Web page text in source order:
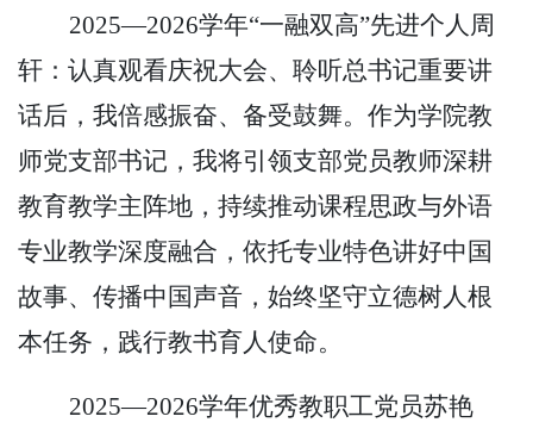
2025—2026学年“一融双高”先进个人周
轩：认真观看庆祝大会、聆听总书记重要讲
话后，我倍感振奋、备受鼓舞。作为学院教
师党支部书记，我将引领支部党员教师深耕
教育教学主阵地，持续推动课程思政与外语
专业教学深度融合，依托专业特色讲好中国
故事、传播中国声音，始终坚守立德树人根
本任务，践行教书育人使命。
2025—2026学年优秀教职工党员苏艳